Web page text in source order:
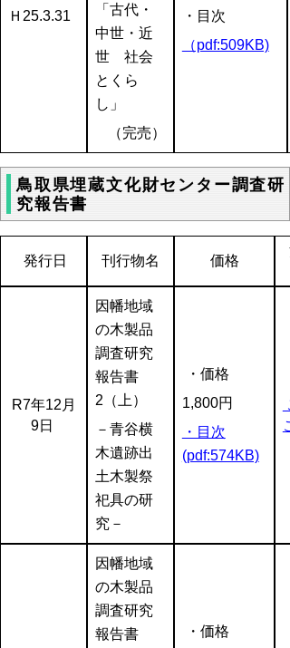
Ｈ25.3.31
「古代・
中世・近
世 社会
とくら
し」
（完売）
・目次
（pdf:509KB)
鳥取県埋蔵文化財センター調査研
究報告書
発行日 刊行物名 価格
R7年12月
9日
因幡地域
の木製品
調査研究
報告書
2（上）
－青谷横
木遺跡出
土木製祭
祀具の研
究－
・価格
1,800円
・目次
(pdf:574KB)
因幡地域
の木製品
調査研究
報告書
・価格